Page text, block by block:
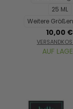
25 ML
Weitere
10,00 €
AUF